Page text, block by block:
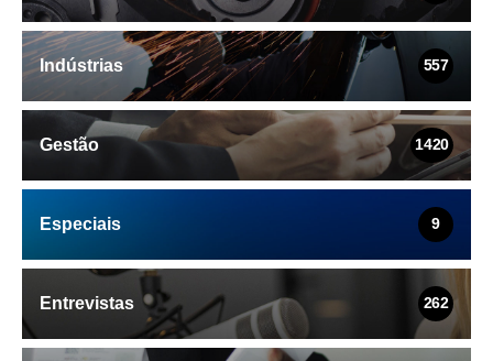
Indústrias 557
Gestão 1420
Especiais 9
Entrevistas 262